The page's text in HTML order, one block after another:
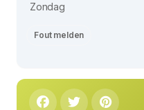
Zondag
Fout melden